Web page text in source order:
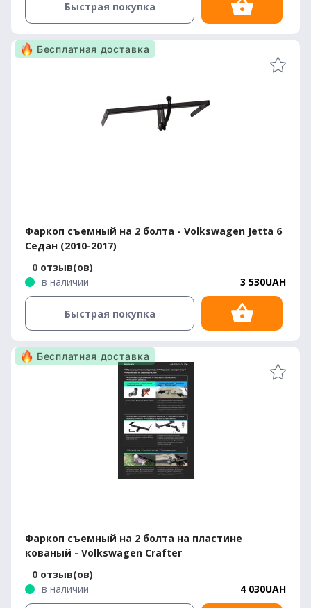
Быстрая покупка
Фаркоп съемный на 2 болта - Volkswagen Jetta 6
Седан (2010-2017)
0 отзыв(ов)
в наличии
3 530UAH
Бесплатная доставка
Быстрая покупка
Фаркоп съемный на 2 болта на пластине
кованый - Volkswagen Crafter
0 отзыв(ов)
в наличии
4 030UAH
Бесплатная доставка